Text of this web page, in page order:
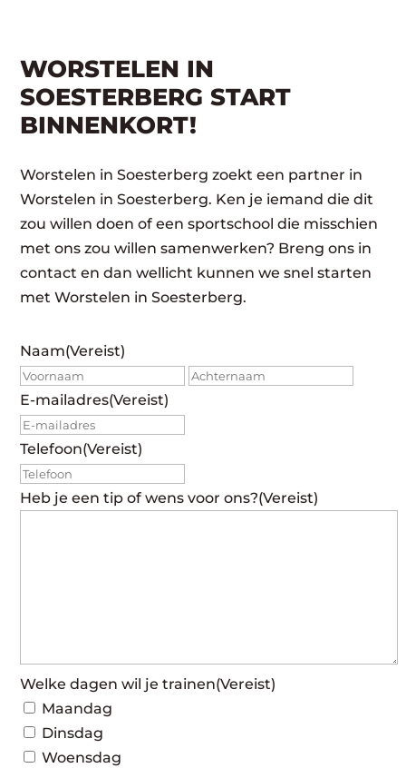
WORSTELEN IN
SOESTERBERG START
BINNENKORT!
Worstelen in Soesterberg zoekt een partner in
Worstelen in Soesterberg. Ken je iemand die dit
zou willen doen of een sportschool die misschien
met ons zou willen samenwerken? Breng ons in
contact en dan wellicht kunnen we snel starten
met Worstelen in Soesterberg.
Naam(Vereist)
Voornaam
E-mailadres(Vereist)
Telefoon(Vereist)
Heb je een tip of wens voor ons?(Vereist)
Welke dagen wil je trainen(Vereist)
Maandag
Dinsdag
Woensdag